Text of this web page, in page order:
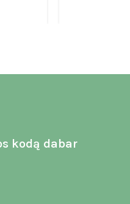
kodą dabar